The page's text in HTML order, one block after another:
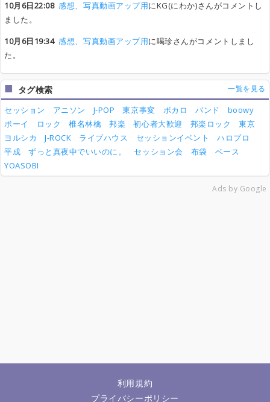
10月6日22:08 感想、写真動画アップ用にKG(にわか)さんがコメントし
ました。
10月6日19:34 感想、写真動画アップ用に喝珍さんがコメントしまし
た。
タグ検索 一覧を見る
セッション アニソン J-POP 東京事変 ボカロ バンド
boowy
ボーイ
ロック 椎名林檎 邦楽 初心者大歓迎 邦楽ロック
東京
ヨルシカ
J-ROCK ライブハウス セッションイベント
ハロプロ
平成
ずっと真夜中でいいのに。 セッション会 布袋
ベース
YOASOBI
Ads by Google
利用規約
プライバシーポリシー